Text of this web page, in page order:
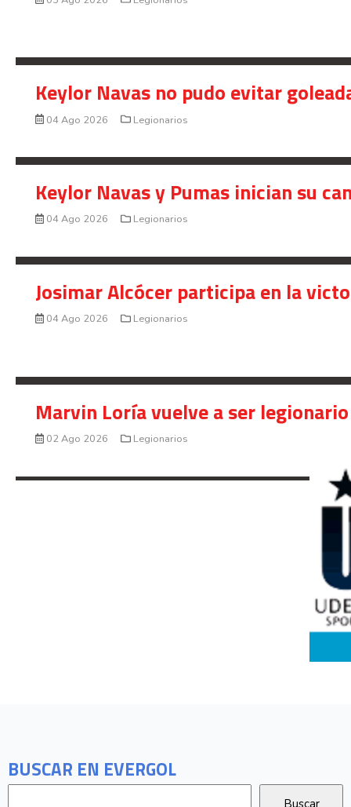
BUSCAR EN EVERGOL
Keylor Navas no pudo evitar
04 Ago 2026 Legionarios
Keylor Navas y Pumas inician su
04 Ago 2026 Legionarios
Josimar Alcócer participa en la
04 Ago 2026 Legionarios
Marvin Loría vuelve a ser
02 Ago 2026 Legionarios